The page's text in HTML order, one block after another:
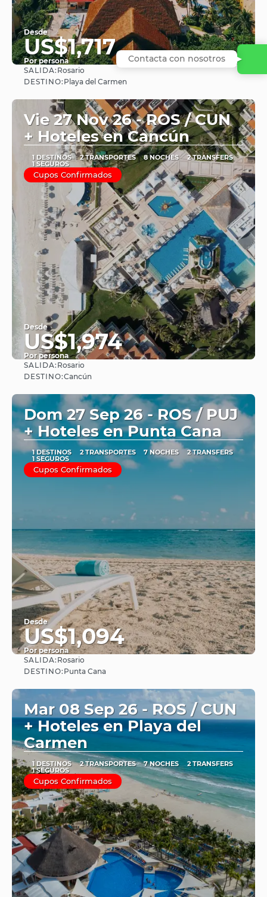
Desde
US$1,717
Por persona
SALIDA: Rosario
DESTINO: Playa del Carmen
Vie 27 Nov 26 - ROS / CUN
+ Hoteles en Cancún
1 DESTINOS 2 TRANSPORTES 8 NOCHES 2 TRANSFERS
1 SEGUROS
Cupos Confirmados
Desde
US$1,974
Por persona
SALIDA: Rosario
DESTINO:Cancún
Dom 27 Sep 26 - ROS / PUJ
+ Hoteles en Punta Cana
1 DESTINOS 2 TRANSPORTES 7 NOCHES 2 TRANSFERS
1 SEGUROS
Cupos Confirmados
Desde
US$1,094
Por persona
SALIDA: Rosario
DESTINO: Punta Cana
Mar 08 Sep 26 - ROS / CUN
+ Hoteles en Playa del
Carmen
1 DESTINOS 2 TRANSPORTES 7 NOCHES 2 TRANSFERS
1 SEGUROS
Cupos Confirmados
Contacta con nosotros